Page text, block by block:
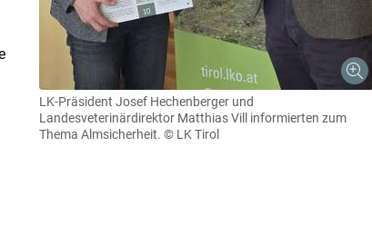
LK-Präsident Josef Hechenberger und
Landesveterinärdirektor Matthias Vill informierten zum
Thema Almsicherheit. © LK Tirol